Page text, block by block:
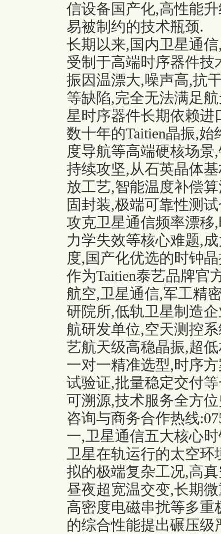
信设备国产化,高性能
易被制约的技术瓶颈.
长期以来,国内卫星通
受制于高端时序器件
振因温漂大,噪声高,抗
等缺陷,完全无法满足
星时序器件长期依赖
数十年的Taitien晶振,始
度导航等高端硬核场
持续攻坚,从石英晶体
放工艺,智能温度补偿
固封装,极端可靠性测
攻克卫星通信频率漂移
力学失效等核心难题,
度,国产化优选的时钟
作为Taitien泰艺品牌官
航空,卫星通信,军工精
研院所,低轨卫星制造
航研发单位,空天测控
艺航天级高稳晶振,超
一对一精准选型,时序
试验证,批量稳定交付
可溯源,技术服务全方
咨询与商务合作热线
一,卫星通信五大核心
卫星在轨运行的太空
拟的极端复杂工况,高
昼夜超宽温交变,长期
高密度电磁串扰等多
的综合性能提出碾压